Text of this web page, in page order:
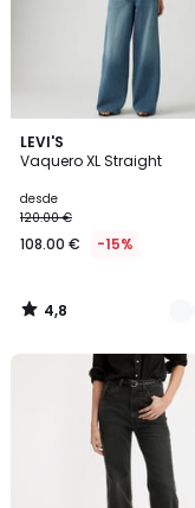
LEVI'S
Vaquero XL Straight
desde
120.00 €
108.00 € -15%
4,8
/ 5
5
Colores
4,8
/